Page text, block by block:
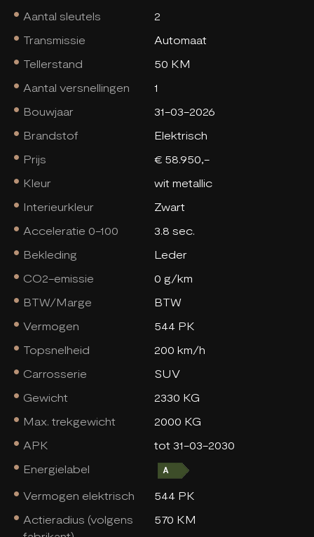
Aantal sleutels
2
Transmissie
Automaat
Tellerstand
50 KM
Aantal versnellingen
1
Bouwjaar
31-03-2026
Brandstof
Elektrisch
Prijs
€ 58.950,-
Kleur
wit metallic
Interieurkleur
Zwart
Acceleratie 0-100
3.8 sec.
Bekleding
Leder
CO2-emissie
0 g/km
BTW/Marge
BTW
Vermogen
544 PK
Topsnelheid
200 km/h
Carrosserie
SUV
Gewicht
2330 KG
Max. trekgewicht
2000 KG
APK
tot 31-03-2030
Energielabel
Vermogen elektrisch
544 PK
Actieradius (volgens
570 KM